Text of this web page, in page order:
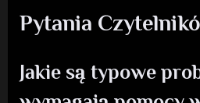
Pytania
Jakie są typowe